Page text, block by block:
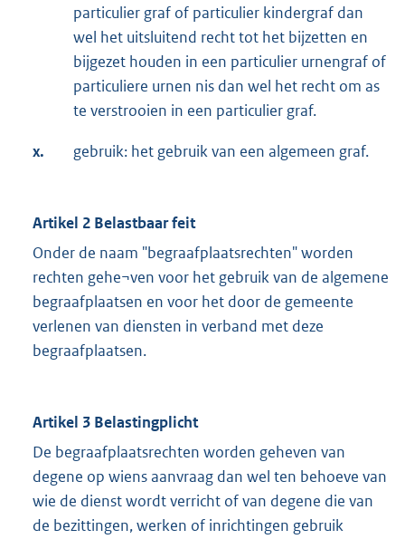
particulier graf of particulier kindergraf dan
wel het uitsluitend recht tot het bijzetten en
bijgezet houden in een particulier urnengraf of
particuliere urnen nis dan wel het recht om as
te verstrooien in een particulier graf.
x. gebruik: het gebruik van een algemeen graf.
Artikel 2 Belastbaar feit
Onder de naam "begraafplaatsrechten" worden
rechten gehe¬ven voor het gebruik van de algemene
begraafplaatsen en voor het door de gemeente
verlenen van diensten in verband met deze
begraafplaatsen.
Artikel 3 Belastingplicht
De begraafplaatsrechten worden geheven van
degene op wiens aanvraag dan wel ten behoeve van
wie de dienst wordt verricht of van degene die van
de bezittingen, werken of inrichtingen gebruik